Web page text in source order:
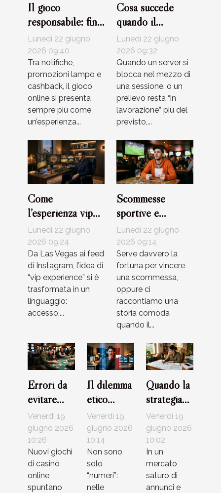
Il gioco
responsabile: fino
a che punto i
bonus influenzano
le abitudini dei
giocatori
Lunedì 22 giugno
2026 09:40
Tra notifiche,
promozioni lampo e
cashback, il gioco
online si presenta
sempre più come
un’esperienza...
Cosa succede
quando il
supporto clienti
fa la differenza
nel gioco digitale
Lunedì 22 giugno
2026 09:32
Quando un server si
blocca nel mezzo di
una sessione, o un
prelievo resta “in
lavorazione” più del
previsto,...
Come
l’esperienza vip
cambia il modo di
giocare nei casinò
online
Lunedì 22 giugno
2026 09:24
Da Las Vegas ai feed
di Instagram, l’idea di
“vip experience” si è
trasformata in un
linguaggio:
accesso,...
Scommesse
sportive e
superstizioni:
quanto conta
davvero la
fortuna?
Lunedì 22 giugno
2026 09:14
Serve davvero la
fortuna per vincere
una scommessa,
oppure ci
raccontiamo una
storia comoda
quando il...
Errori da
evitare
quando si
scelgono
strategie
per nuovi
giochi di
casinò
Venerdì 19
giugno 2026
10:26
Nuovi giochi
di casinò
online
spuntano
Il dilemma
etico
dietro
l’uso dei
dati nelle
campagne
di
marketing
Venerdì 19
giugno 2026
10:14
Non sono
solo
“numeri”:
nelle
Quando la
strategia
offline fa la
differenza
in un’era
digitale
Venerdì 19
giugno 2026
10:02
In un
mercato
saturo di
annunci e